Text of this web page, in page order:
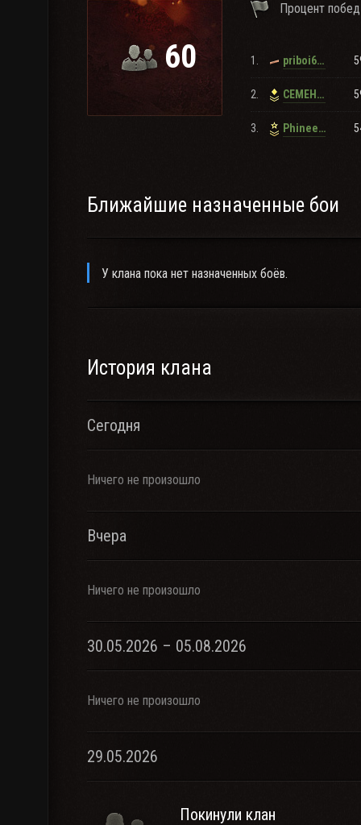
Для быстрого вступления в клан и по всем
Группа в RaidCall PzKpfw B2 740 (f) ID 8306635
Группа в телеграмме (актуальная)
Присоединяйтесь https://t.me/joinchat/
60
Процент побед
1. priboi69rus
2. CEMEH1999
3. Phineevo41
Ближайшие назначенные бои
У клана пока нет назначенных боёв.
История клана
Сегодня
Ничего не произошло
Вчера
Ничего не произошло
30.05.2026 – 05.08.2026
Ничего не произошло
29.05.2026
Покинули клан